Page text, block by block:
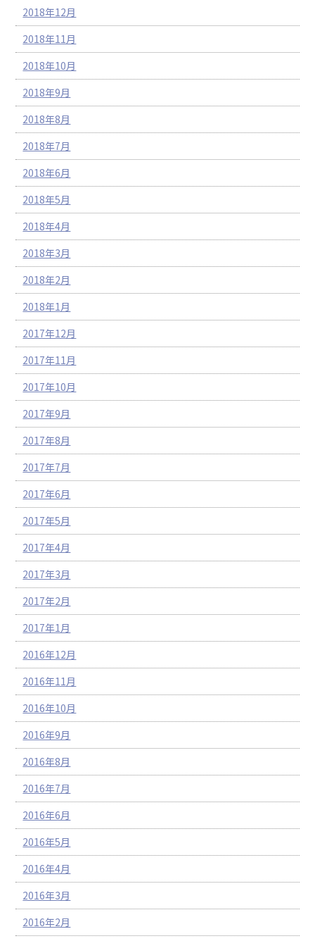
2018年12月
2018年11月
2018年10月
2018年9月
2018年8月
2018年7月
2018年6月
2018年5月
2018年4月
2018年3月
2018年2月
2018年1月
2017年12月
2017年11月
2017年10月
2017年9月
2017年8月
2017年7月
2017年6月
2017年5月
2017年4月
2017年3月
2017年2月
2017年1月
2016年12月
2016年11月
2016年10月
2016年9月
2016年8月
2016年7月
2016年6月
2016年5月
2016年4月
2016年3月
2016年2月